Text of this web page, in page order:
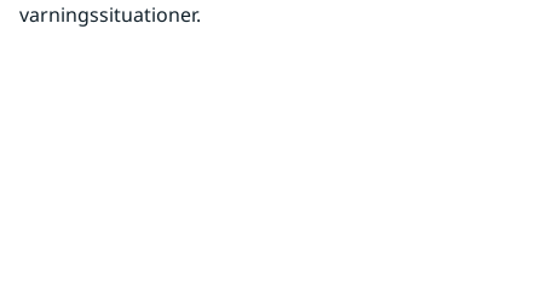
varningssituationer.